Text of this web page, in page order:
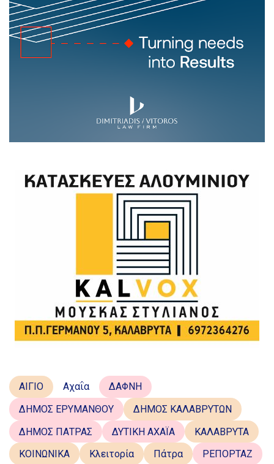
ΑΙΓΙΟ Αχαΐα
ΔΑΦΝΗ
ΔΗΜΟΣ ΕΡΥΜΑΝΘΟΥ
ΔΗΜΟΣ ΚΑΛΑΒΡΥΤΩΝ
ΔΗΜΟΣ ΠΑΤΡΑΣ
ΔΥΤΙΚΗ ΑΧΑΪΑ
ΚΑΛΑΒΡΥΤΑ
ΚΟΙΝΩΝΙΚΑ
Κλειτορία Πάτρα ΡΕΠΟΡΤΑΖ